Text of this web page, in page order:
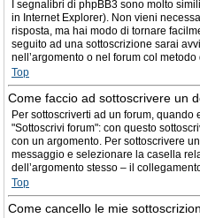
I segnalibri di phpBB3 sono molto
in Internet Explorer). Non vieni
risposta, ma hai modo di tornare
seguito ad una sottoscrizione sarai
nell’argomento o nel forum col metodo
Top
Come faccio ad sottoscrivere un
Per sottoscriverti ad un forum,
"Sottoscrivi forum": con questo
con un argomento. Per sottoscrivere
messaggio e selezionare la casella
dell’argomento stesso – il
Top
Come cancello le mie